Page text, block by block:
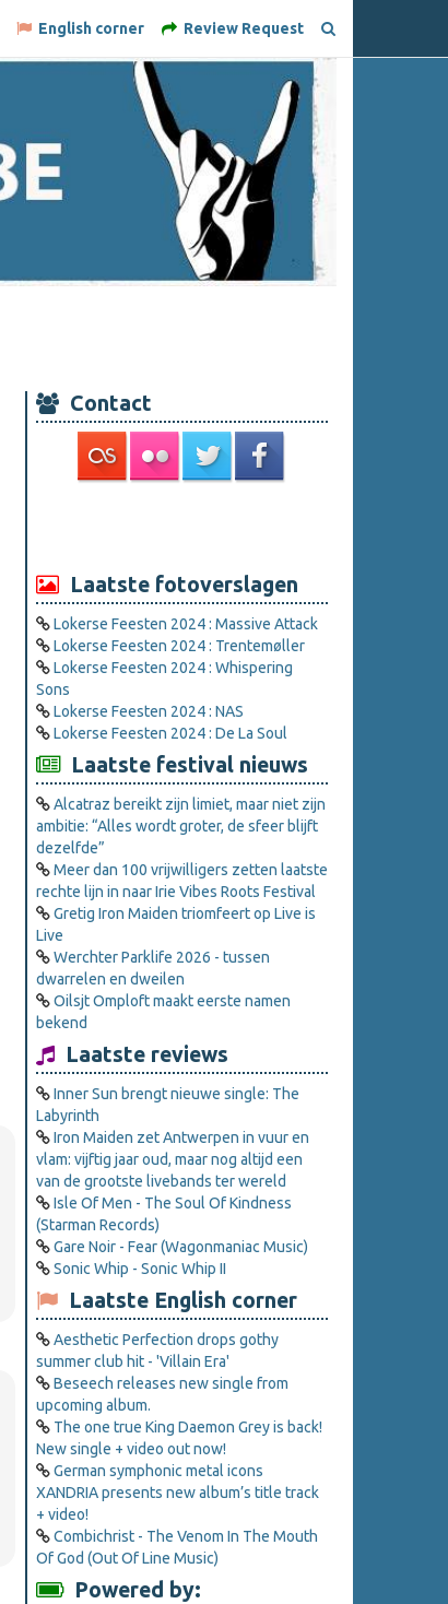
English corner Review Request
Contact
Laatste fotoverslagen
Lokerse Feesten 2024 : Massive Attack
Lokerse Feesten 2024 : Trentemøller
Lokerse Feesten 2024 : Whispering
Sons
Lokerse Feesten 2024 : NAS
Lokerse Feesten 2024 : De La Soul
Laatste festival nieuws
Alcatraz bereikt zijn limiet, maar niet zijn
ambitie: “Alles wordt groter, de sfeer blijft
dezelfde”
Meer dan 100 vrijwilligers zetten laatste
rechte lijn in naar Irie Vibes Roots Festival
Gretig Iron Maiden triomfeert op Live is
Live
Werchter Parklife 2026 - tussen
dwarrelen en dweilen
Oilsjt Omploft maakt eerste namen
bekend
Laatste reviews
Inner Sun brengt nieuwe single: The
Labyrinth
Iron Maiden zet Antwerpen in vuur en
vlam: vijftig jaar oud, maar nog altijd een
van de grootste livebands ter wereld
Isle Of Men - The Soul Of Kindness
(Starman Records)
Gare Noir - Fear (Wagonmaniac Music)
Sonic Whip - Sonic Whip II
Laatste English corner
Aesthetic Perfection drops gothy
summer club hit - 'Villain Era'
Beseech releases new single from
upcoming album.
The one true King Daemon Grey is back!
New single + video out now!
German symphonic metal icons
XANDRIA presents new album’s title track
+ video!
Combichrist - The Venom In The Mouth
Of God (Out Of Line Music)
Powered by: